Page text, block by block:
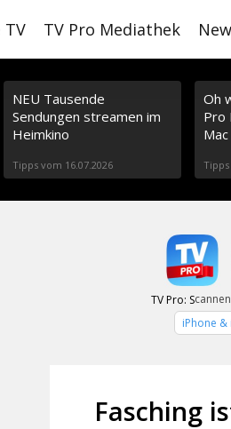
TV TV Pro Mediathek
NEU Tausende
Sendungen streamen im
Heimkino
Tipps vom 16.07.2026
Oh
Pro
Mac
Tipps
TV Pro: S
iPhone &
Fasching